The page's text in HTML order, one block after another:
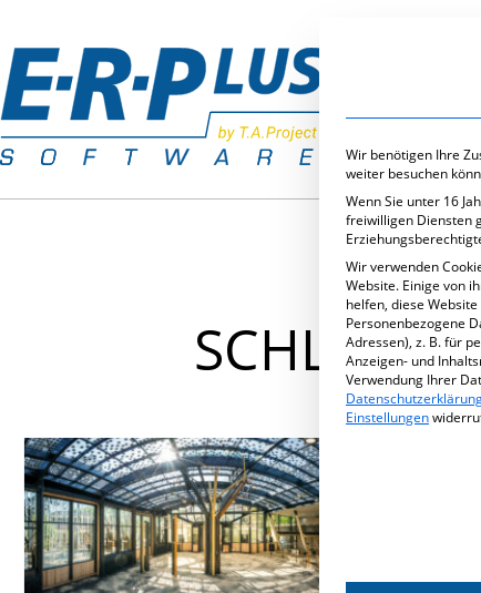
Wir benötigen Ihre
weiter besuchen
Wenn Sie unter 16
freiwilligen Diensten
Wir verwenden
Website. Einige von
helfen, diese
Personenbezogene
Adressen), z. B. für
Anzeigen- und
Verwendung Ihrer
Einstellungen